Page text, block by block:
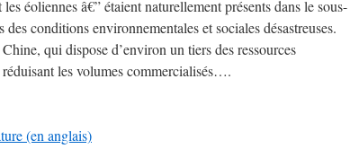
éoliennes â€” étaient naturellement présents dans le sous-
conditions environnementales et sociales désastreuses.
qui dispose d’environ un tiers des ressources
les volumes commercialisés….
(en anglais)